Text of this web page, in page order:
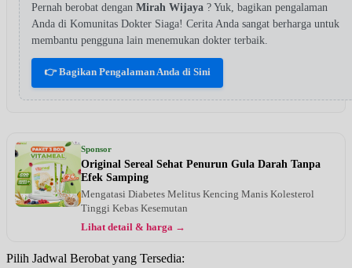
Pernah berobat dengan Mirah Wijaya ? Yuk, bagikan pengalaman
Anda di Komunitas Dokter Siaga! Cerita Anda sangat berharga untuk
membantu pengguna lain menemukan dokter terbaik.
👉 Bagikan Pengalaman Anda di Sini
Sponsor
Original Sereal Sehat Penurun Gula Darah Tanpa
Efek Samping
Mengatasi Diabetes Melitus Kencing Manis Kolesterol
Tinggi Kebas Kesemutan
Lihat detail & harga →
Pilih Jadwal Berobat yang Tersedia: